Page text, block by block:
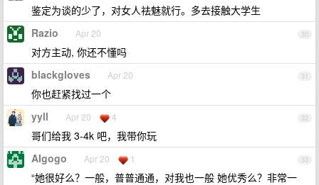
鉴定为谈的少了，对女人祛魅就行。多去接触大学生
30
Razio Apr 20
对方主动, 你还不懂吗
31
blackgloves Apr 20
你也赶紧找过一个
32
yyll Apr 20 4
哥们给我 3-4k 吧，我带你玩
33
AIgogo Apr 20 1
“她很好么？一般，普普通通，对我也一般 她优秀么？非常一